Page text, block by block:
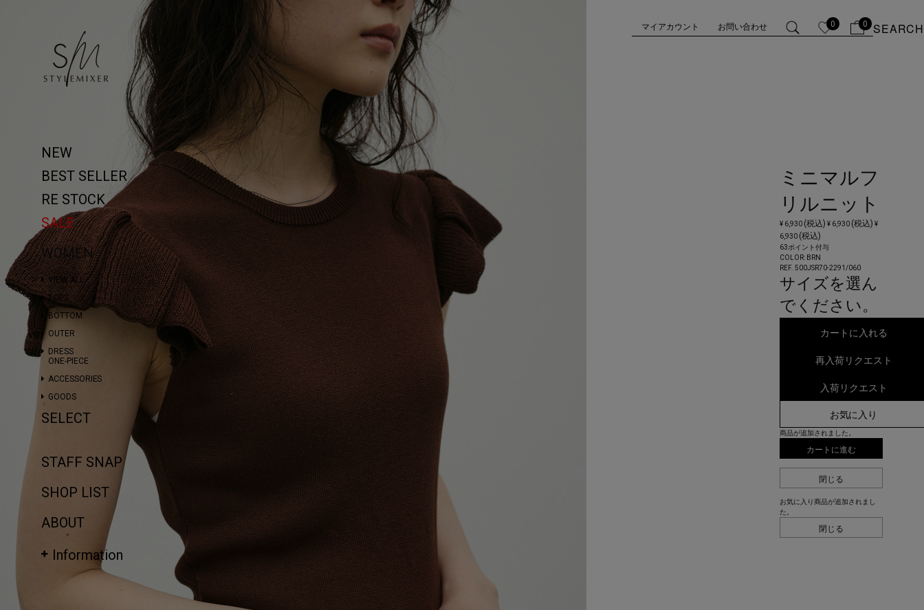
マイアカウント お問い合わせ 0 0 SEARCH
NEW
BEST SELLER
RE STOCK
SALE
WOMEN
VIEW ALL
TOPS
BOTTOM
OUTER
DRESS
ONE-PIECE
ACCESSORIES
GOODS
SELECT
STAFF SNAP
SHOP LIST
ABOUT
Information
ミニマルフ
リルニット
¥ 6,930 (税込) ¥ 6,930 (税込) ¥
6,930 (税込)
63ポイント付与
COLOR: BRN
REF. 500JSR70-2291/060
サイズを選ん
でください。
カートに入れる
再入荷リクエスト
入荷リクエスト
お気に入り
商品が追加されました。
カートに進む
閉じる
お気に入り商品が追加されまし
た。
閉じる